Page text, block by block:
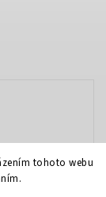
tohoto webu